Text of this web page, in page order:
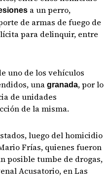
a un perro,
de armas de fuego de
para delinquir, entre
uno de los vehículos
una granada, por lo
de unidades
de la misma.
luego del homicidio
Frías, quienes fueron
posible tumbe de drogas,
Acusatorio, en Las